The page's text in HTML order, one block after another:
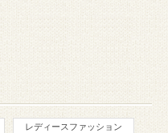
レディースファッション